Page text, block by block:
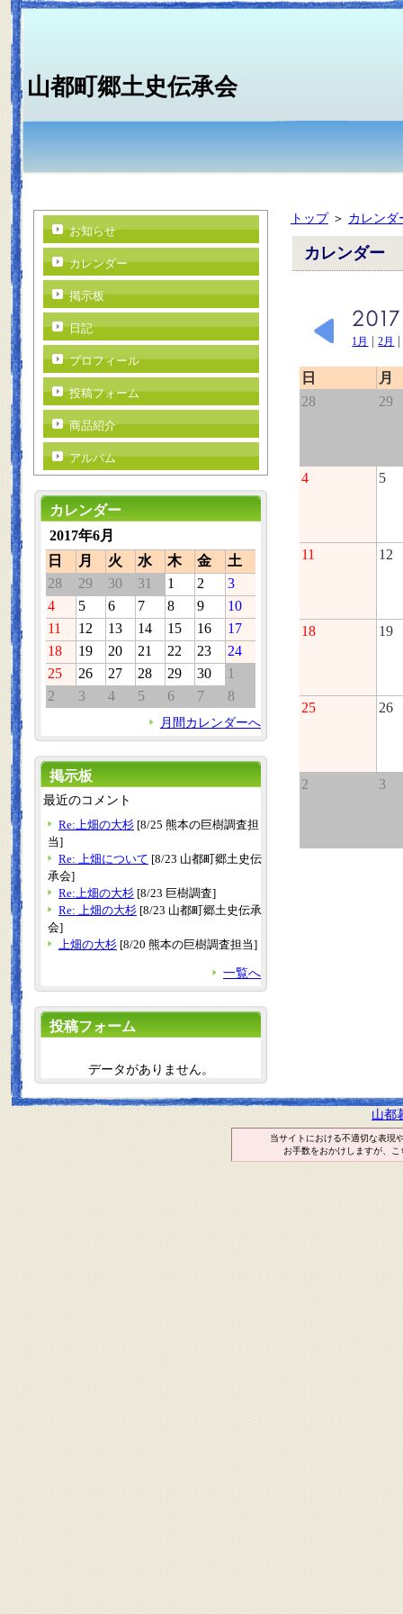
山都町郷土史伝承会
トップ＞ カレンダ
カレンダー
1月 |2月
日
月
28
29
4 5
11 12
18 19
25 26
2 3
お知らせ
カレンダー
掲示板
日記
プロフィール
投稿フォーム
商品紹介
アルバム
カレンダー
2017年6月
日
月 火 水 木 金
土
28
29 30 31 1 2
3
4
5 6 7 8 9
10
11
12 13 14 15 16
17
18
19 20 21 22 23
24
25
26 27 28 29 30
1
2
3 4 5 6 7 8
月間カレンダーへ
掲示板
最近のコメント
Re:上畑の大杉 [8/25 熊本の巨樹調査担
当]
Re: 上畑について [8/23 山都町郷土史伝
承会]
Re:上畑の大杉 [8/23 巨樹調査]
Re: 上畑の大杉 [8/23 山都町郷土史伝承
会]
上畑の大杉 [8/20 熊本の巨樹調査担当]
一覧へ
投稿フォーム
データがありません。
山都
当サイトにおける不適切な表現
お手数をおかけしますが、こ